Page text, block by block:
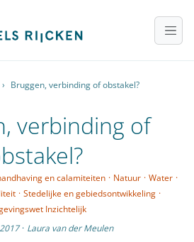
› Bruggen, verbinding of obstakel?
verbinding of
en calamiteiten · Natuur · Water ·
· Stedelijke en gebiedsontwikkeling ·
Inzichtelijk
· Laura van der Meulen